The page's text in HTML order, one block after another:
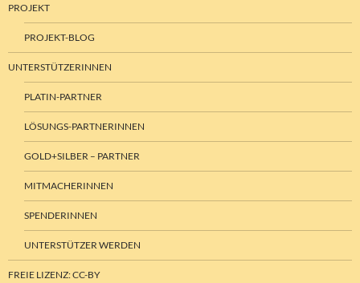
PROJEKT
PROJEKT-BLOG
UNTERSTÜTZERINNEN
PLATIN-PARTNER
LÖSUNGS-PARTNERINNEN
GOLD+SILBER – PARTNER
MITMACHERINNEN
SPENDERINNEN
UNTERSTÜTZER WERDEN
FREIE LIZENZ: CC-BY